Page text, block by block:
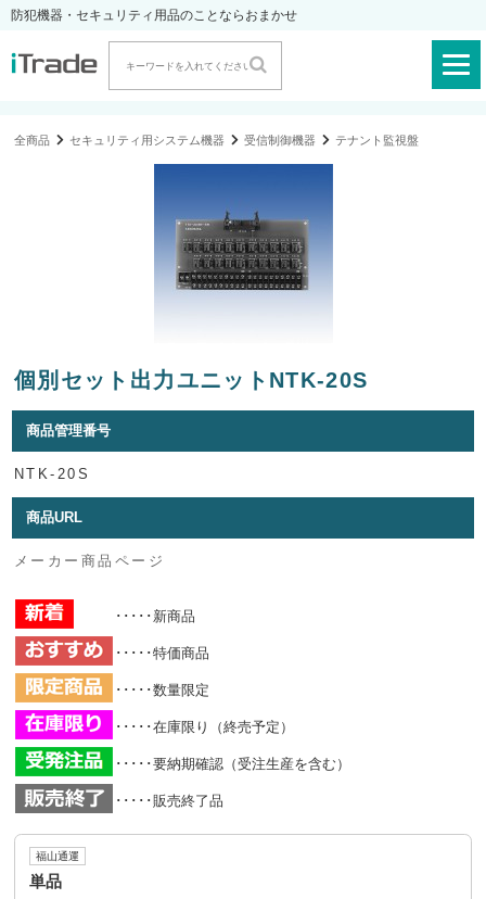
防犯機器・セキュリティ用品のことならおまかせ
全商品 セキュリティ用システム機器 受信制御機器 テナント監視盤
個別セット出力ユニットNTK-20S
商品管理番号
NTK-20S
商品URL
メーカー商品ページ
･････新商品
･････特価商品
･････数量限定
･････在庫限り（終売予定）
･････要納期確認（受注生産を含む）
･････販売終了品
福山通運
単品